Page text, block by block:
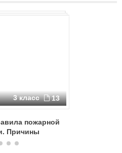
3 класс 13
пожарной
Причины